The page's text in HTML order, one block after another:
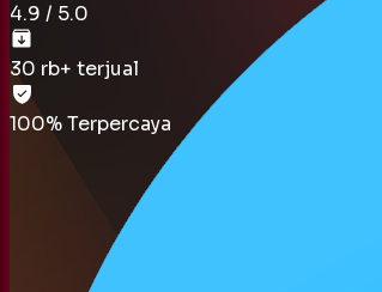
4.9 / 5.0
30 rb+ terjual
100% Terpercaya